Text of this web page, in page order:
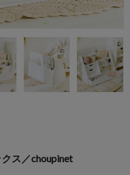
ス／choupinet